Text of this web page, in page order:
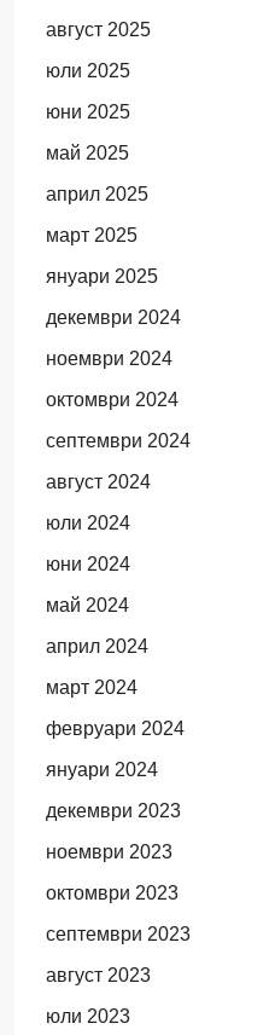
август 2025
юли 2025
юни 2025
май 2025
април 2025
март 2025
януари 2025
декември 2024
ноември 2024
октомври 2024
септември 2024
август 2024
юли 2024
юни 2024
май 2024
април 2024
март 2024
февруари 2024
януари 2024
декември 2023
ноември 2023
октомври 2023
септември 2023
август 2023
юли 2023